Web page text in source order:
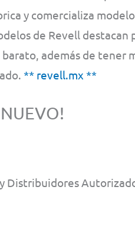
y comercializa
de Revell destacan
además de tener
** revell.mx **
Distribuidores